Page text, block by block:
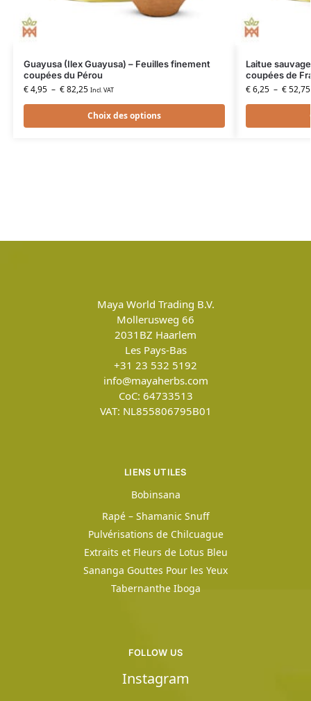
Guayusa (Ilex Guayusa) – Feuilles finement
coupées du Pérou
€4,95 – €82,25 Incl. VAT
Choix des options
Laitue
coupées de
€6,25 – €52,75
Maya World Trading B.V.
Mollerusweg 66
2031BZ Haarlem
Les Pays-Bas
+31 23 532 5192
info@mayaherbs.com
CoC: 64733513
VAT: NL855806795B01
LIENS UTILES
Bobinsana
Rapé – Shamanic Snuff
Pulvérisations de Chilcuague
Extraits et Fleurs de Lotus Bleu
Sananga Gouttes Pour les Yeux
Tabernanthe Iboga
FOLLOW US
Instagram